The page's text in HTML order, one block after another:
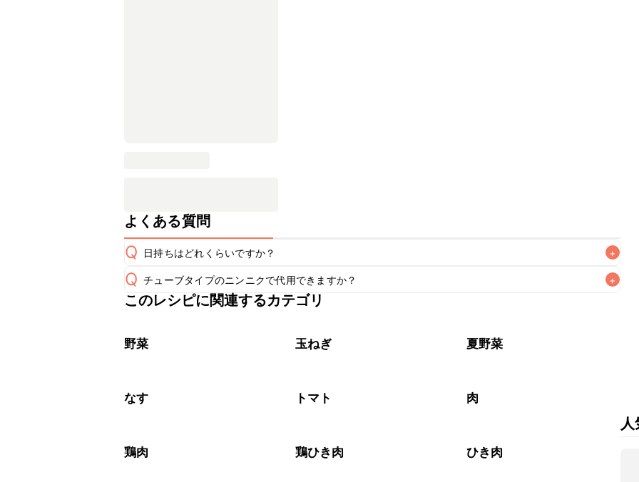
よくある質問
Q 日持ちはどれくらいですか？ +
A
保存期間は冷蔵で翌日中が目安です。なるべくお早めにお召し上がりください。
Q チューブタイプのニンニクで代用できますか？ +
チューブタイプのニンニクを使用してもお作りいただけます。小さじ1/2を目安に加え、お好みの風
このレシピに関連するカテゴリ
野菜 玉ねぎ 夏野菜
なす トマト 肉
鶏肉 鶏ひき肉 ひき肉